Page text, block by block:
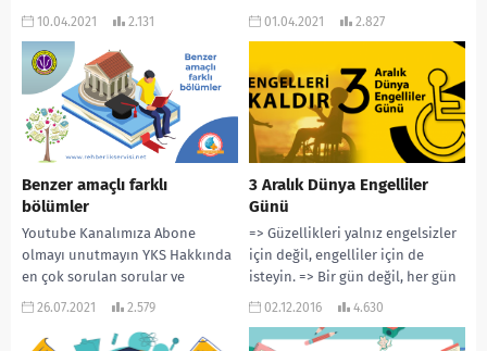
10.04.2021 2.131 01.04.2021 2.827
Benzer amaçlı farklı
bölümler
Youtube Kanalımıza Abone
olmayı unutmayın YKS Hakkında
en çok sorulan sorular ve
cevapları ! ”
adresinden daha çok...
26.07.2021 2.579
3 Aralık Dünya Engelliler
Günü
=> Güzellikleri yalnız engelsizler
için değil, engelliler için de
isteyin. => Bir gün değil, her gün
ilgi görmek istiyoruz. =>...
02.12.2016 4.630